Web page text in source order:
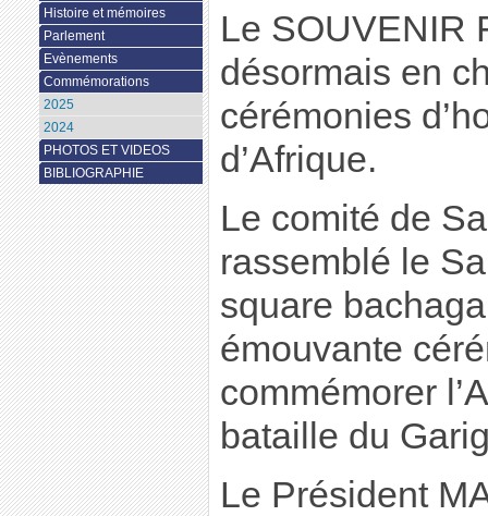
Le SOUVENIR
désormais en
cérémonies
d’Afrique.
Le comité de
rassemblé le
square
émouvante
commémorer
bataille du
Le Président
Histoire et mémoires
Parlement
Evènements
Commémorations
2025
2024
PHOTOS ET VIDEOS
BIBLIOGRAPHIE